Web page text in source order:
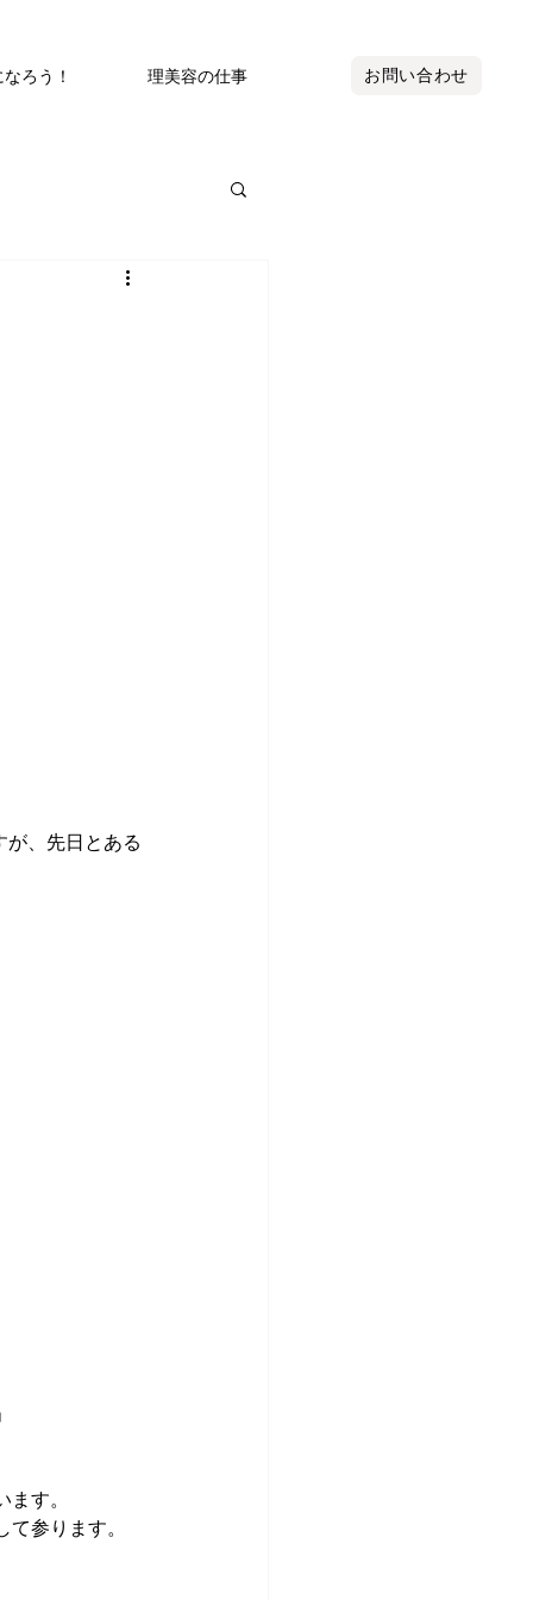
ろう！ 理美容の仕事 お問い合わせ
が、先日とある
す。
参ります。